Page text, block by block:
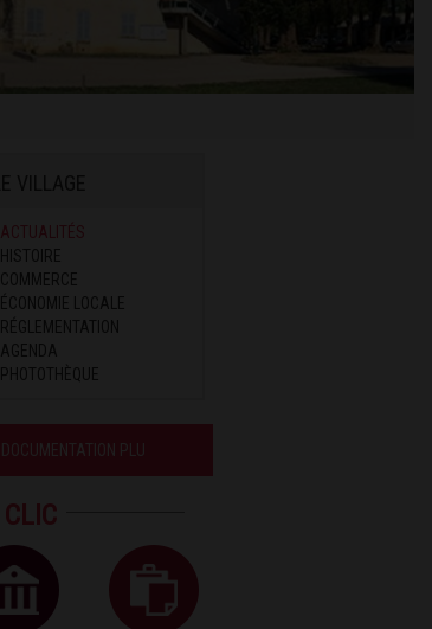
ACTUALITÉS
HISTOIRE
COMMERCE
ÉCONOMIE LOCALE
RÉGLEMENTATION
AGENDA
PHOTOTHÈQUE
DOCUMENTATION PLU